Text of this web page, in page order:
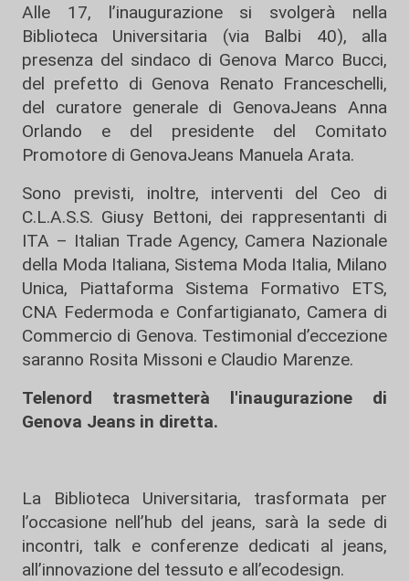
Alle 17, l’inaugurazione si svolgerà nella
Biblioteca Universitaria (via Balbi 40), alla
presenza del sindaco di Genova Marco Bucci,
del prefetto di Genova Renato Franceschelli,
del curatore generale di GenovaJeans Anna
Orlando e del presidente del Comitato
Promotore di GenovaJeans Manuela Arata.
Sono previsti, inoltre, interventi del Ceo di
C.L.A.S.S. Giusy Bettoni, dei rappresentanti di
ITA – Italian Trade Agency, Camera Nazionale
della Moda Italiana, Sistema Moda Italia, Milano
Unica, Piattaforma Sistema Formativo ETS,
CNA Federmoda e Confartigianato, Camera di
Commercio di Genova. Testimonial d’eccezione
saranno Rosita Missoni e Claudio Marenze.
Telenord trasmetterà l'inaugurazione di
Genova Jeans in diretta.
La Biblioteca Universitaria, trasformata per
l’occasione nell’hub del jeans, sarà la sede di
incontri, talk e conferenze dedicati al jeans,
all’innovazione del tessuto e all’ecodesign.